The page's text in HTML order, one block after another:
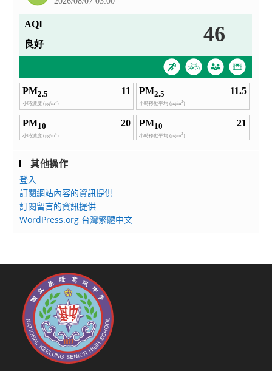
其他操作
登入
訂閱網站內容的資訊提供
訂閱留言的資訊提供
WordPress.org 台灣繁體中文